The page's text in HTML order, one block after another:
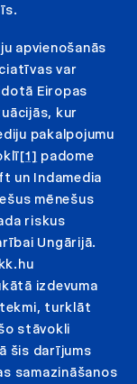
apvienošanās
var
Eiropas
kur
pakalpojumu
[1] padome
un Indamedia
mēnešus
riskus
Ungārijā.
izdevuma
turklāt
stāvokli
šis darījums
samazināšanos